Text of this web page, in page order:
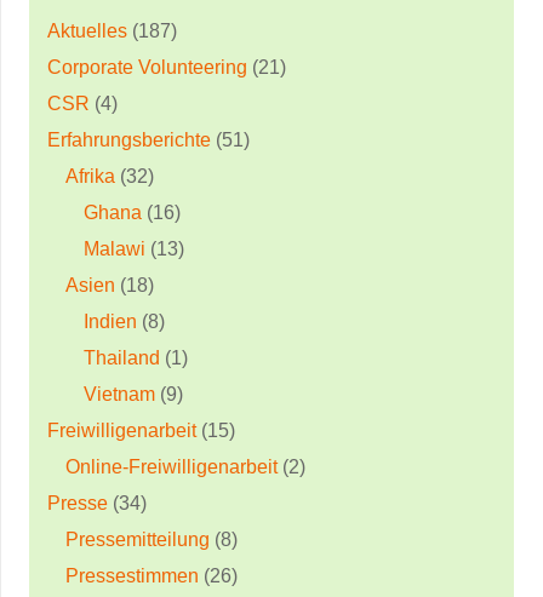
Aktuelles (187)
Corporate Volunteering (21)
CSR (4)
Erfahrungsberichte (51)
Afrika (32)
Ghana (16)
Malawi (13)
Asien (18)
Indien (8)
Thailand (1)
Vietnam (9)
Freiwilligenarbeit(15)
Online-Freiwilligenarbeit(2)
Presse (34)
Pressemitteilung (8)
Pressestimmen (26)